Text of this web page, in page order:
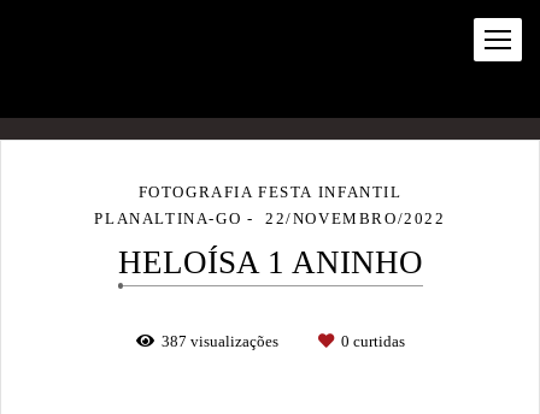
FOTOGRAFIA FESTA INFANTIL
PLANALTINA-GO
22/NOVEMBRO/2022
HELOÍSA 1 ANINHO
387 visualizações 0 curtidas